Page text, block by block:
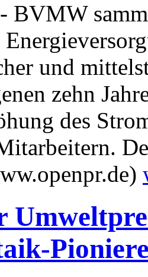
BVMW
und
zehn
des